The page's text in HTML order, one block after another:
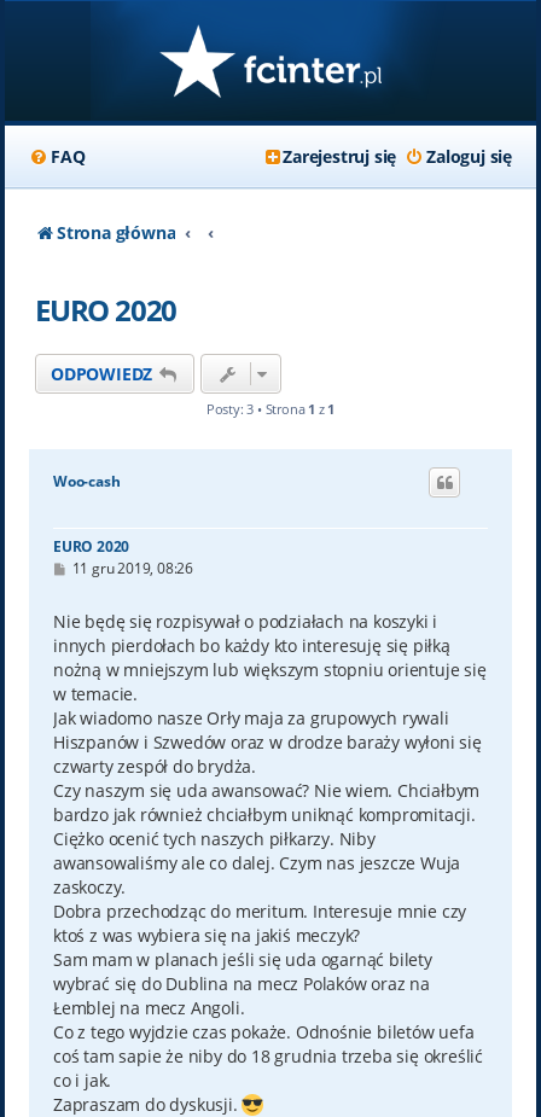
FAQ Zaloguj się
Zarejestruj się
Strona główna
EURO 2020
ODPOWIEDZ
Posty: 3 • Strona 1 z 1
Woo-cash
EURO 2020
P
t
11 gru 2019, 08:26
Nie będę się rozpisywał o podziałach na koszyki i
innych pierdołach bo każdy kto interesuję się piłką
nożną w mniejszym lub większym stopniu orientuje się
w temacie.
Jak wiadomo nasze Orły maja za grupowych rywali
Hiszpanów i Szwedów oraz w drodze baraży wyłoni się
czwarty zespół do brydża.
Czy naszym się uda awansować? Nie wiem. Chciałbym
bardzo jak również chciałbym uniknąć kompromitacji.
Ciężko ocenić tych naszych piłkarzy. Niby
awansowaliśmy ale co dalej. Czym nas jeszcze Wuja
zaskoczy.
Dobra przechodząc do meritum. Interesuje mnie czy
ktoś z was wybiera się na jakiś meczyk?
Sam mam w planach jeśli się uda ogarnąć bilety
wybrać się do Dublina na mecz Polaków oraz na
Łemblej na mecz Angoli.
Co z tego wyjdzie czas pokaże. Odnośnie biletów uefa
coś tam sapie że niby do 18 grudnia trzeba się określić
co i jak.
Zapraszam do dyskusji.